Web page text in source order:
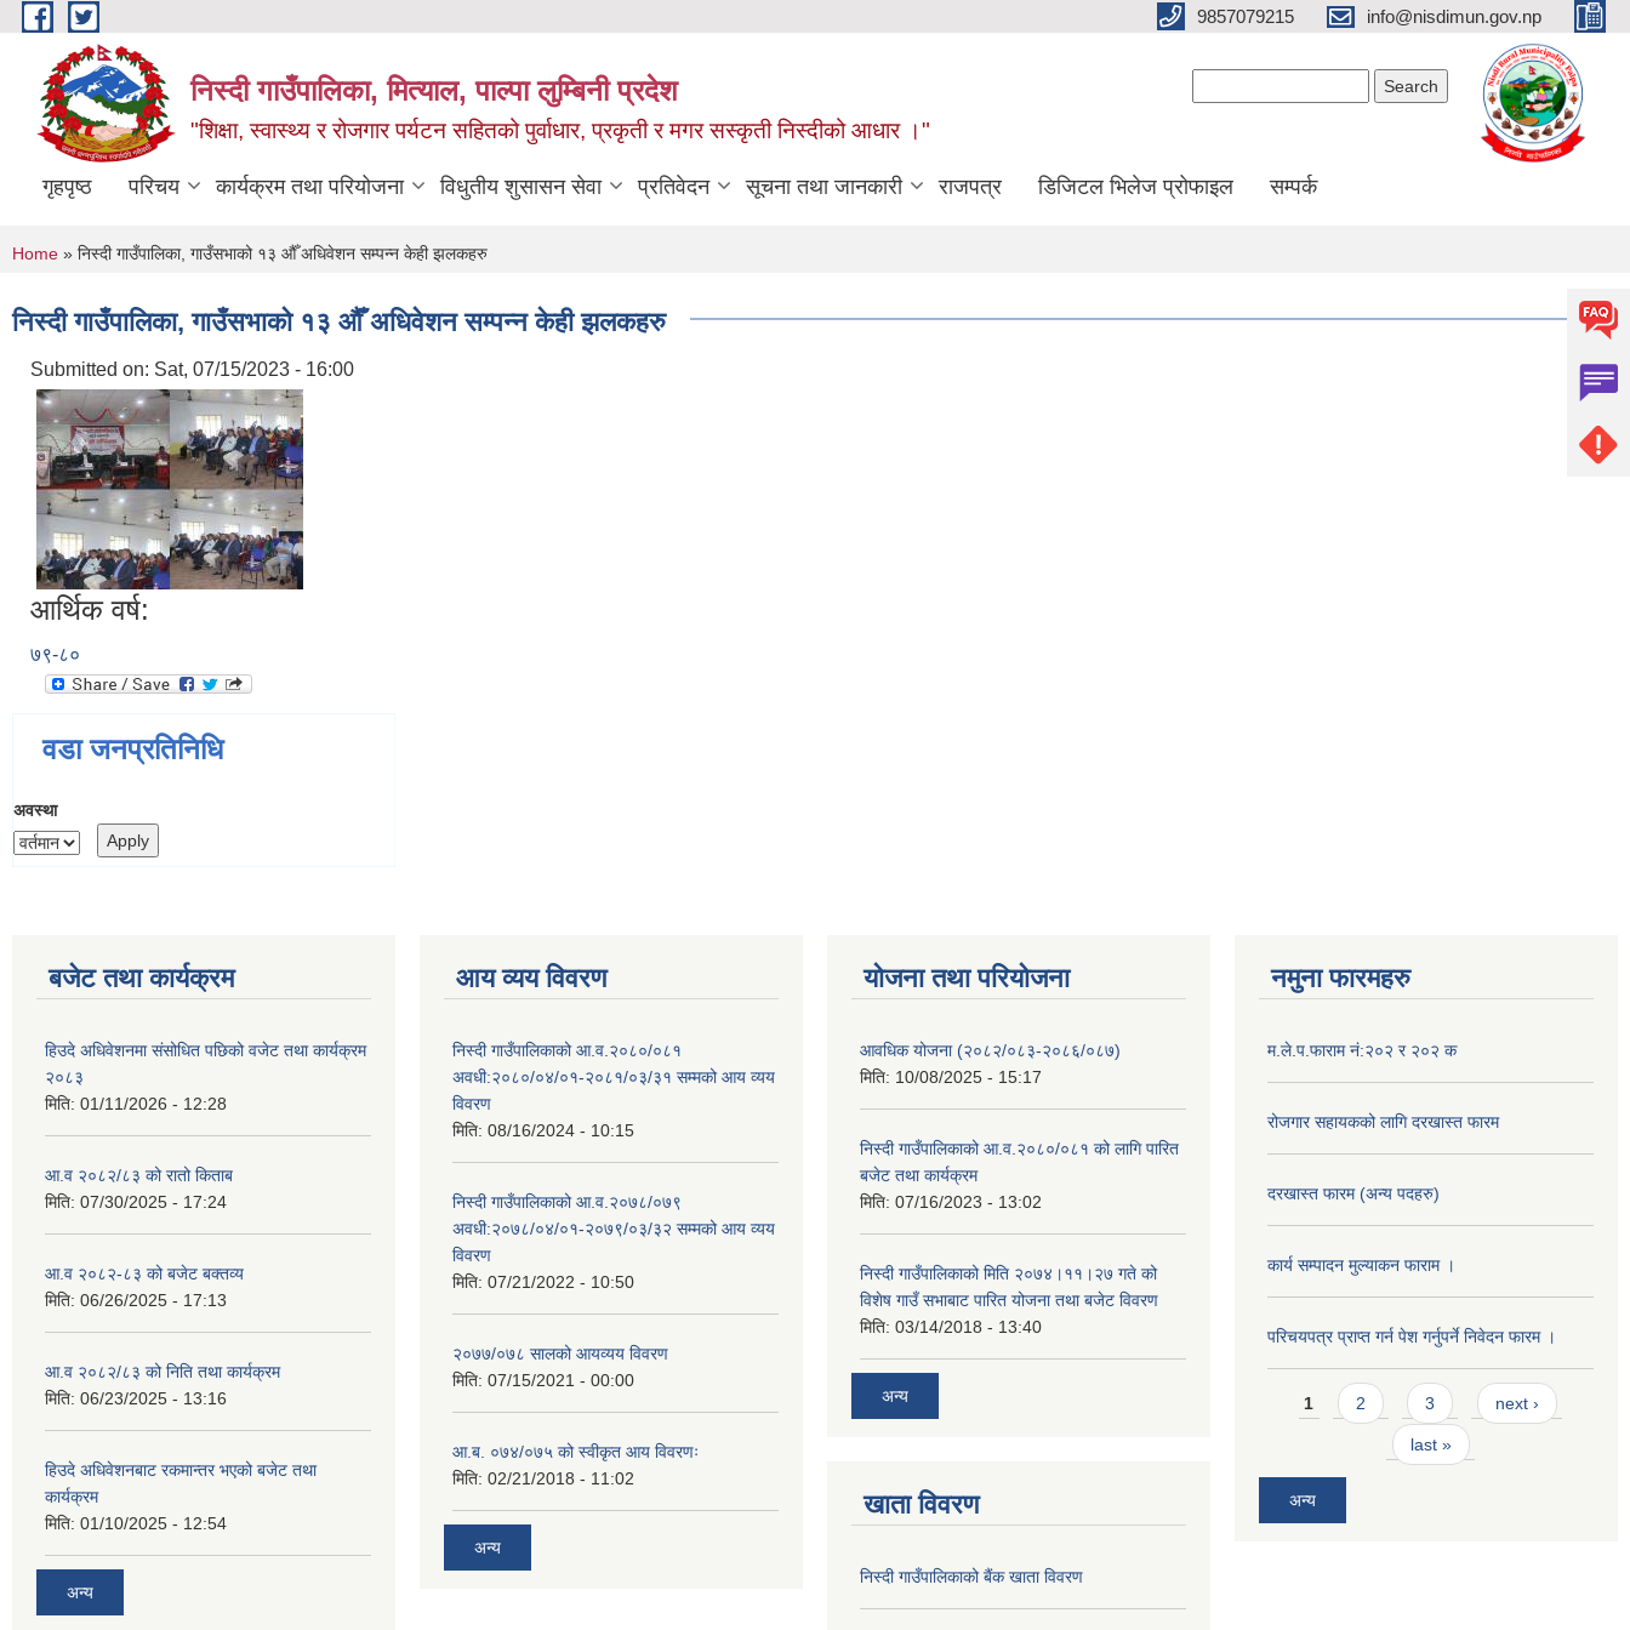
Skip to main content 9857079215 info@nisdimun.gov.np
निस्दी गाउँपालिका, मित्याल, पाल्पा लुम्बिनी प्रदेश
"शिक्षा, स्वास्थ्य र रोजगार पर्यटन सहितको पुर्वाधार, प्रकृती र मगर सस्कृती निस्दीको आधार ।"
गृहपृष्ठ परिचय कार्यक्रम तथा परियोजना विधुतीय शुसासन सेवा प्रतिवेदन सूचना तथा जानकारी राजपत्र डिजिटल भिलेज प्रोफाइल सम्पर्क
You are here
Home » निस्दी गाउँपालिका, गाउँसभाको १३ औँ अधिवेशन सम्पन्न केही झलकहरु
निस्दी गाउँपालिका, गाउँसभाको १३ औँ अधिवेशन सम्पन्न केही झलकहरु
Submitted on: Sat, 07/15/2023 - 16:00
आर्थिक वर्ष:
७९-८०
वडा जनप्रतिनिधि
अवस्था
बजेट तथा कार्यक्रम
हिउदे अधिवेशनमा संसोधित पछिको वजेट तथा कार्यक्रम
२०८३
मिति: 01/11/2026 - 12:28
आ.व २०८२/८३ को रातो किताब
मिति: 07/30/2025 - 17:24
आ.व २०८२-८३ को बजेट बक्तव्य
मिति: 06/26/2025 - 17:13
आ.व २०८२/८३ को निति तथा कार्यक्रम
मिति: 06/23/2025 - 13:16
हिउदे अधिवेशनबाट रकमान्तर भएको बजेट तथा
कार्यक्रम
मिति: 01/10/2025 - 12:54
अन्य
आय व्यय विवरण
निस्दी गाउँपालिकाको आ.व.२०८०/०८१
अवधी:२०८०/०४/०१-२०८१/०३/३१ सम्मको आय व्यय
विवरण
मिति: 08/16/2024 - 10:15
निस्दी गाउँपालिकाको आ.व.२०७८/०७९
अवधी:२०७८/०४/०१-२०७९/०३/३२ सम्मको आय व्यय
विवरण
मिति: 07/21/2022 - 10:50
२०७७/०७८ सालको आयव्यय विवरण
मिति: 07/15/2021 - 00:00
आ.ब. ०७४/०७५ को स्वीकृत आय विवरणः
मिति: 02/21/2018 - 11:02
अन्य
योजना तथा परियोजना
आवधिक योजना (२०८२/०८३-२०८६/०८७)
मिति: 10/08/2025 - 15:17
निस्दी गाउँपालिकाको आ.व.२०८०/०८१ को लागि पारित
बजेट तथा कार्यक्रम
मिति: 07/16/2023 - 13:02
निस्दी गाउँपालिकाको मिति २०७४।११।२७ गते को
विशेष गाउँ सभाबाट पारित योजना तथा बजेट विवरण
मिति: 03/14/2018 - 13:40
अन्य
खाता विवरण
निस्दी गाउँपालिकाको बैंक खाता विवरण
नमुना फारमहरु
म.ले.प.फाराम नं:२०२ र २०२ क
रोजगार सहायकको लागि दरखास्त फारम
दरखास्त फारम (अन्य पदहरु)
कार्य सम्पादन मुल्याक‌न फाराम ।
परिचयपत्र प्राप्त गर्न पेश गर्नुपर्ने निवेदन फारम ।
Pages
1 2 3 next ›
last »
अन्य